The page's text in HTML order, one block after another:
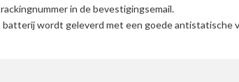
in de bevestigingsemail.
batterijwordt geleverd met een goede antistatische